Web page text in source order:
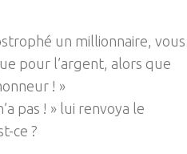
un millionnaire, vous
pour l’argent, alors que
! »
pas ! » lui renvoya le
ce ?